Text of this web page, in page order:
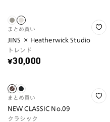
まとめ買い
JINS × Heatherwick Studio
トレンド
¥30,000
まとめ買い
NEW CLASSIC No.09
クラシック